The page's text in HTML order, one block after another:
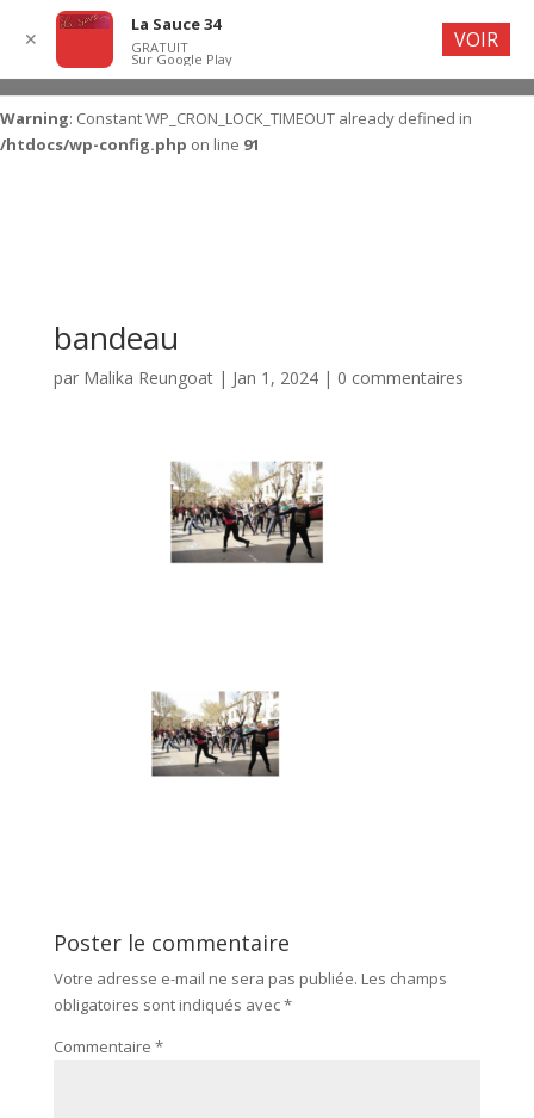
Warning : Constant WP_CRON_LOCK_TIMEOUT already defined in
/htdocs/wp-config.php on line 91
bandeau
par Malika Reungoat| Jan 1, 2024| 0 commentaires
Poster le commentaire
Votre adresse e-mail ne sera pas publiée. Les champs
obligatoires sont indiqués avec*
Commentaire *
✕
La Sauce 34
GRATUIT
Sur Google Play
VOIR